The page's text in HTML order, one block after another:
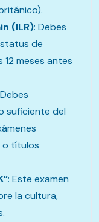
(ILR): Debes
de
meses antes
suficiente del
o títulos
: Este examen
la cultura,